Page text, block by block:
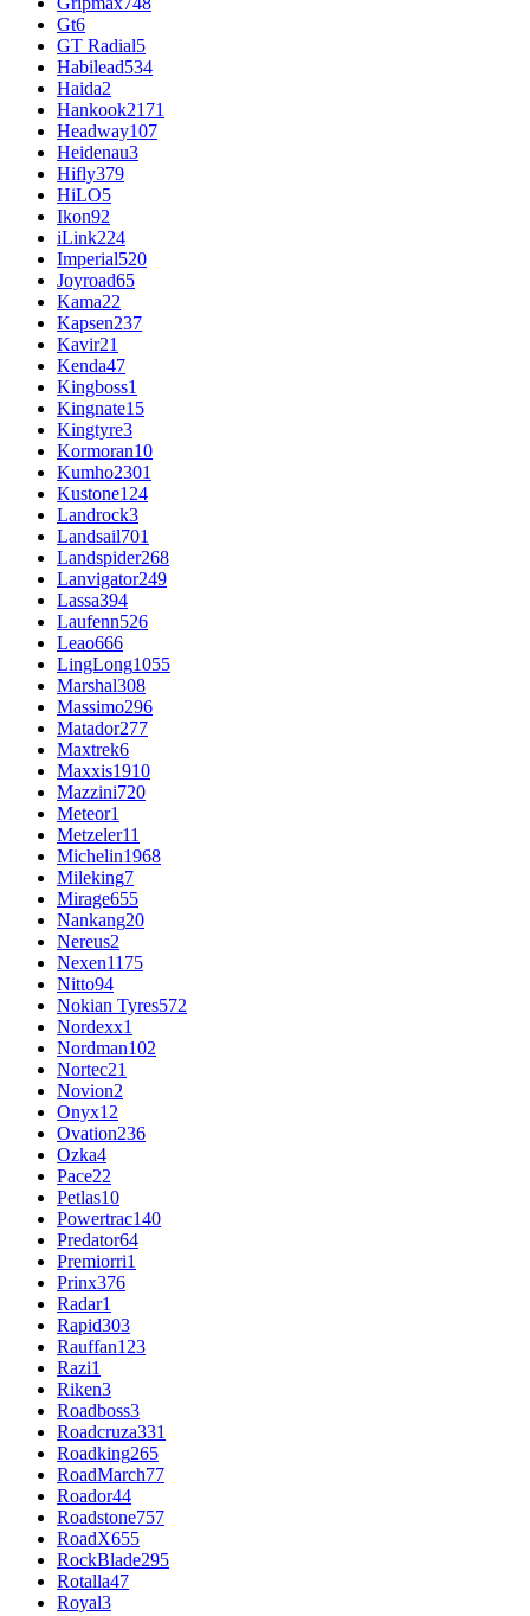
Gt6
GT Radial5
Habilead534
Haida2
Hankook2171
Headway107
Heidenau3
Hifly379
HiLO5
Ikon92
iLink224
Imperial520
Joyroad65
Kama22
Kapsen237
Kavir21
Kenda47
Kingboss1
Kingnate15
Kingtyre3
Kormoran10
Kumho2301
Kustone124
Landrock3
Landsail701
Landspider268
Lanvigator249
Lassa394
Laufenn526
Leao666
LingLong1055
Marshal308
Massimo296
Matador277
Maxtrek6
Maxxis1910
Mazzini720
Meteor1
Metzeler11
Michelin1968
Mileking7
Mirage655
Nankang20
Nereus2
Nexen1175
Nitto94
Nokian Tyres572
Nordexx1
Nordman102
Nortec21
Novion2
Onyx12
Ovation236
Ozka4
Pace22
Petlas10
Powertrac140
Predator64
Premiorri1
Prinx376
Radar1
Rapid303
Rauffan123
Razi1
Riken3
Roadboss3
Roadcruza331
Roadking265
RoadMarch77
Roador44
Roadstone757
RoadX655
RockBlade295
Rotalla47
Royal3